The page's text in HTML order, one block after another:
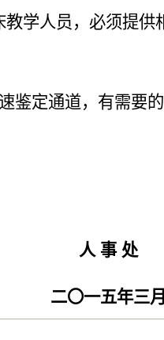
学人员，必须提供
鉴定通道，有需要
人 事 处
一五年三